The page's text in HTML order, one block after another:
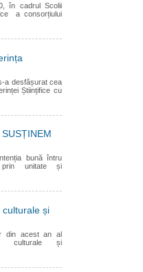
în cadrul Scolii
a consorțiului
a desfășurat cea
Științifice cu
bună întru
prin unitate și
culturale și
din acest an al
culturale și